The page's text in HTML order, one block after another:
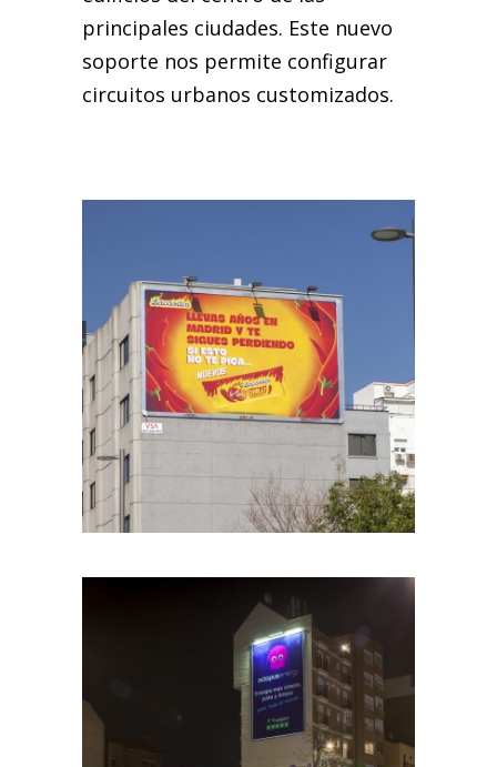
principales ciudades. Este nuevo
soporte nos permite configurar
circuitos urbanos customizados.
LACASITOS